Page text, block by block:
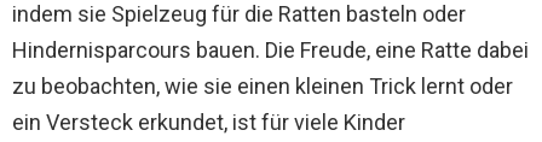
indem sie Spielzeug für die Ratten basteln oder
Hindernisparcours bauen. Die Freude, eine Ratte dabei
zu beobachten, wie sie einen kleinen Trick lernt oder
ein Versteck erkundet, ist für viele Kinder